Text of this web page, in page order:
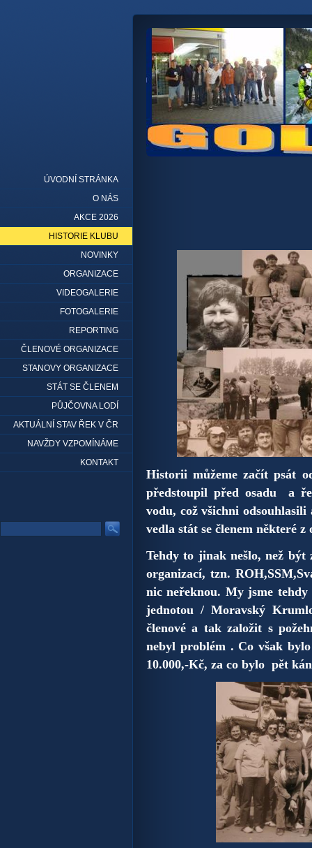
Historii můžeme začít psát
předstoupil před osadu a
vodu, což všichni odsouhlasili
vedla stát se členem některé
Tehdy to jinak nešlo, než být
organizací, tzn.
nic neřeknou. My jsme
jednotou / Moravský
členové a tak založit s
nebyl problém . Co však
10.000,-Kč, za co bylo pět
ÚVODNÍ STRÁNKA
O NÁS
AKCE 2026
HISTORIE KLUBU
NOVINKY
ORGANIZACE
VIDEOGALERIE
FOTOGALERIE
REPORTING
ČLENOVÉ ORGANIZACE
STANOVY ORGANIZACE
STÁT SE ČLENEM
PŮJČOVNA LODÍ
AKTUÁLNÍ STAV ŘEK V ČR
NAVŽDY VZPOMÍNÁME
KONTAKT